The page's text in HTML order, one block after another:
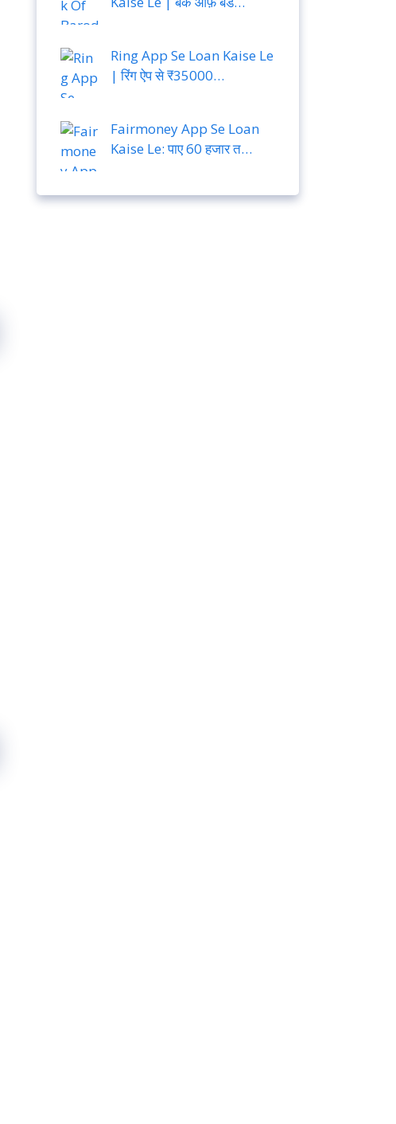
Ring App Se Loan Kaise Le
| रिंग ऐप से ₹35000…
Fairmoney App Se Loan
Kaise Le: पाए 60 हजार त…